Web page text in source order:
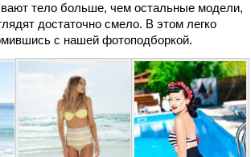
тело больше, чем остальные модели,
достаточно смело. В этом легко
с нашей фотоподборкой.